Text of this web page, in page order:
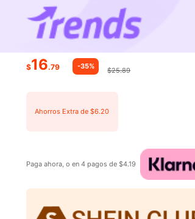
$16.79 -35% $25.89
Ahorros Extra de $6.20
Paga ahora, o en 4 pagos de $4.19